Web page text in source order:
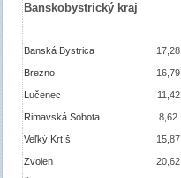
Banskobystrický kraj
Banská Bystrica 17,28
Brezno 16,79
Lučenec 11,42
Rimavská Sobota 8,62
Veľký Krtíš 15,87
Zvolen 20,62